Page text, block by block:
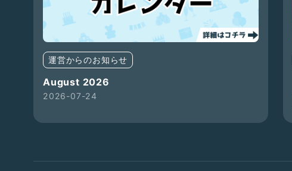
運営からのお知らせ
August 2026
2026-07-24